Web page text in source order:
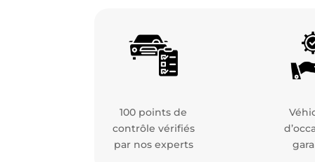
100 points de
contrôle vérifiés
par nos experts